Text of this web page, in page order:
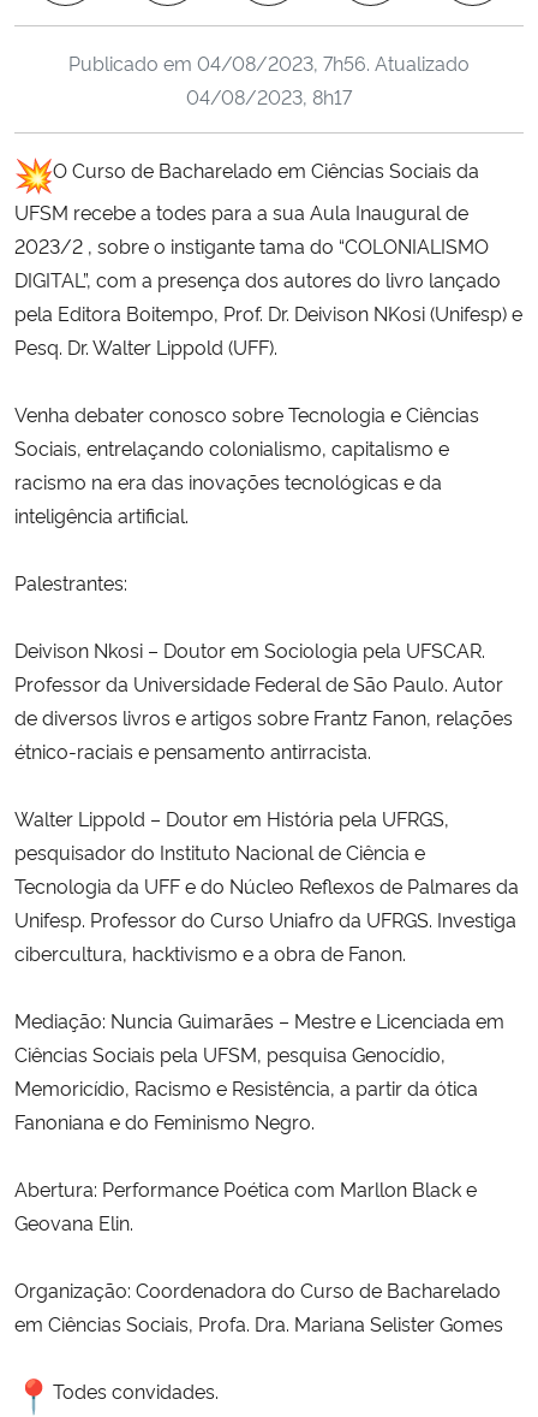
Ministério da Ciência, Tecnologia, Inovações e Comunicações
Ministério do Meio Ambiente
Ministério do Turismo
Controladoria-Geral da União
Ministério da Mulher, da Família e dos Direitos Humanos
Secretaria-Geral
Secretaria de Governo
Gabinete de Segurança Institucional
Banco Central do Brasil
Planalto
Publicado em 04/08/2023, 7h56. Atualizado
04/08/2023, 8h17
O Curso de Bacharelado em Ciências Sociais da
UFSM recebe a todes para a sua Aula Inaugural de
2023/2 , sobre o instigante tama do “COLONIALISMO
DIGITAL”, com a presença dos autores do livro lançado
pela Editora Boitempo, Prof. Dr. Deivison NKosi (Unifesp) e
Pesq. Dr. Walter Lippold (UFF).
Venha debater conosco sobre Tecnologia e Ciências
Sociais, entrelaçando colonialismo, capitalismo e
racismo na era das inovações tecnológicas e da
inteligência artificial.
Palestrantes:
Deivison Nkosi – Doutor em Sociologia pela UFSCAR.
Professor da Universidade Federal de São Paulo. Autor
de diversos livros e artigos sobre Frantz Fanon, relações
étnico-raciais e pensamento antirracista.
Walter Lippold – Doutor em História pela UFRGS,
pesquisador do Instituto Nacional de Ciência e
Tecnologia da UFF e do Núcleo Reflexos de Palmares da
Unifesp. Professor do Curso Uniafro da UFRGS. Investiga
cibercultura, hacktivismo e a obra de Fanon.
Mediação: Nuncia Guimarães – Mestre e Licenciada em
Ciências Sociais pela UFSM, pesquisa Genocídio,
Memoricídio, Racismo e Resistência, a partir da ótica
Fanoniana e do Feminismo Negro.
Abertura: Performance Poética com Marllon Black e
Geovana Elin.
Organização: Coordenadora do Curso de Bacharelado
em Ciências Sociais, Profa. Dra. Mariana Selister Gomes
Todes convidades.